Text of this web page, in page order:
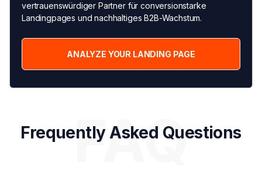
vertrauenswürdiger Partner für conversionstarke
Landingpages und nachhaltiges B2B-Wachstum.
ANALYZE YOUR LANDING PAGE
Frequently Asked Questions
FAQ